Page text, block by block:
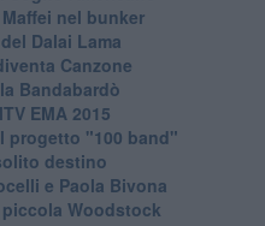
nel bunker
Dalai Lama
Canzone
Bandabardò
EMA 2015
progetto "100 band"
destino
e Paola Bivona
Woodstock